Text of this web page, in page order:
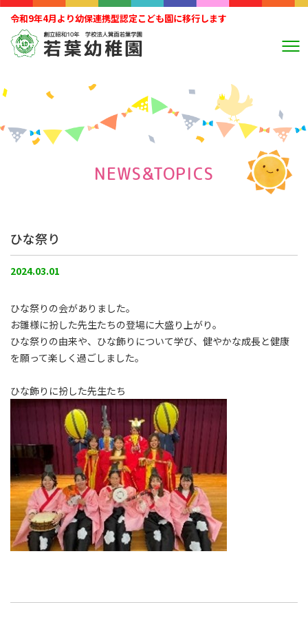
令和9年4月より幼保連携型認定こども園に移行します
NEWS&TOPICS
ひな祭り
2024.03.01
ひな祭りの会がありました。
お雛様に扮した先生たちの登場に大盛り上がり。
ひな祭りの由来や、ひな飾りについて学び、健やかな成長と健康
を願って楽しく過ごしました。
ひな飾りに扮した先生たち